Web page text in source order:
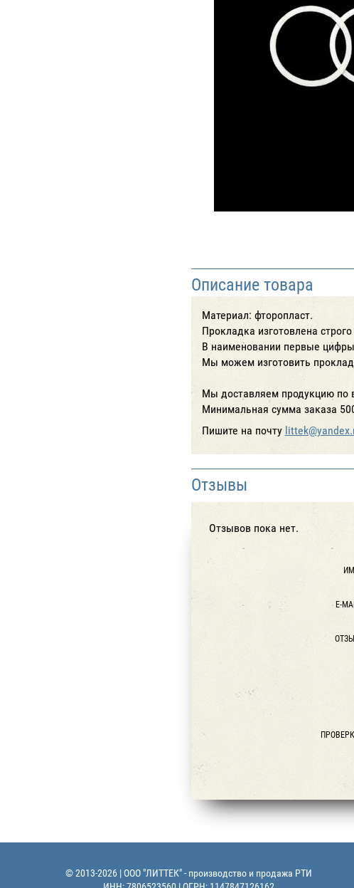
Описание товара
Материал: фторопласт.
Прокладка изготовлена
В наименовании первые
Мы можем изготовить
Мы доставляем продукцию по
Минимальная сумма заказа
Пишите на почту
Отзывы
Отзывов пока нет.
E-
© 2013-2026 | ООО "ЛИТТЕК" - производство и продажа РТИ